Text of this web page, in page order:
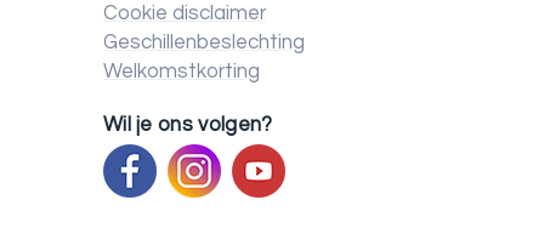
Cookie disclaimer
Geschillenbeslechting
Welkomstkorting
Wil je ons volgen?